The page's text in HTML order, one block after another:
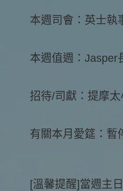
本週司會：英士執
本週值週：Jasper
招待/司獻：提摩太
有關本月愛筵：暫
[溫馨提醒]當週主